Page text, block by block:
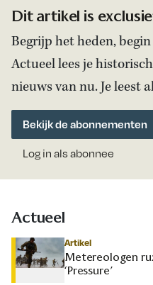
Dit artikel is
Begrijp het heden,
Actueel lees je
nieuws van nu. Je leest
Bekijk de abonnementen
Log in als abonnee
Actueel
Artikel
Metereologen
‘Pressure’